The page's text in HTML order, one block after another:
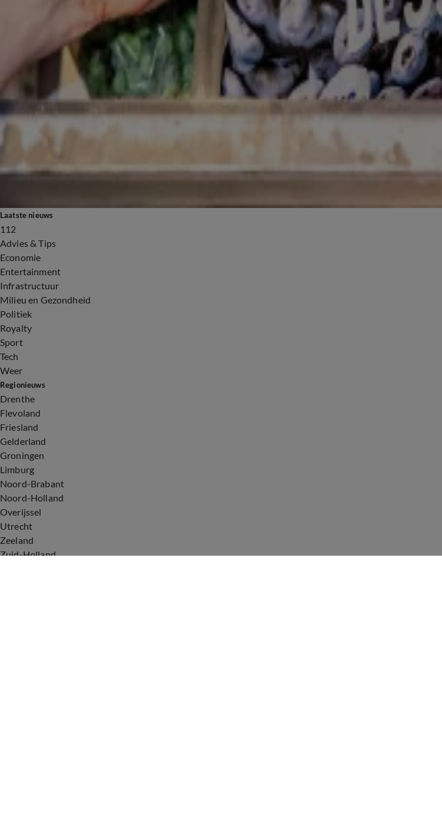
Laatste nieuws
112
Advies & Tips
Economie
Entertainment
Infrastructuur
Milieu en Gezondheid
Politiek
Royalty
Sport
Tech
Weer
Regionieuws
Drenthe
Flevoland
Friesland
Gelderland
Groningen
Limburg
Noord-Brabant
Noord-Holland
Overijssel
Utrecht
Zeeland
Zuid-Holland